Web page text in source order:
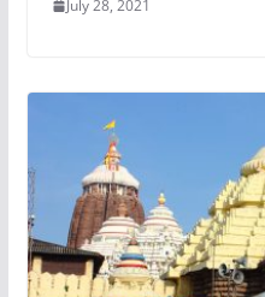
July 28, 2021